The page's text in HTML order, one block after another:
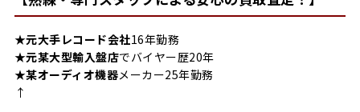
★元大手レコード会社16年勤務
★元某大型輸入盤店でバイヤー歴20年
★某オーディオ機器メーカー25年勤務
↑